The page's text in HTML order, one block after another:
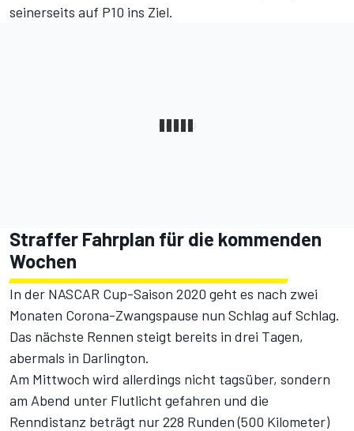
seinerseits auf P10 ins Ziel.
Straffer Fahrplan für die kommenden
Wochen
In der NASCAR Cup-Saison 2020 geht es nach zwei
Monaten Corona-Zwangspause nun Schlag auf Schlag.
Das nächste Rennen steigt bereits in drei Tagen,
abermals in Darlington.
Am Mittwoch wird allerdings nicht tagsüber, sondern
am Abend unter Flutlicht gefahren und die
Renndistanz beträgt nur 228 Runden (500 Kilometer)